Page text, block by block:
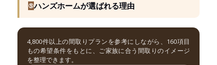
⑤ハンズホームが選ばれる理由
4,800件以上の間取りプランを参考にしながら、160項目
もの希望条件をもとに、ご家族に合う間取りのイメージ
を整理できます。